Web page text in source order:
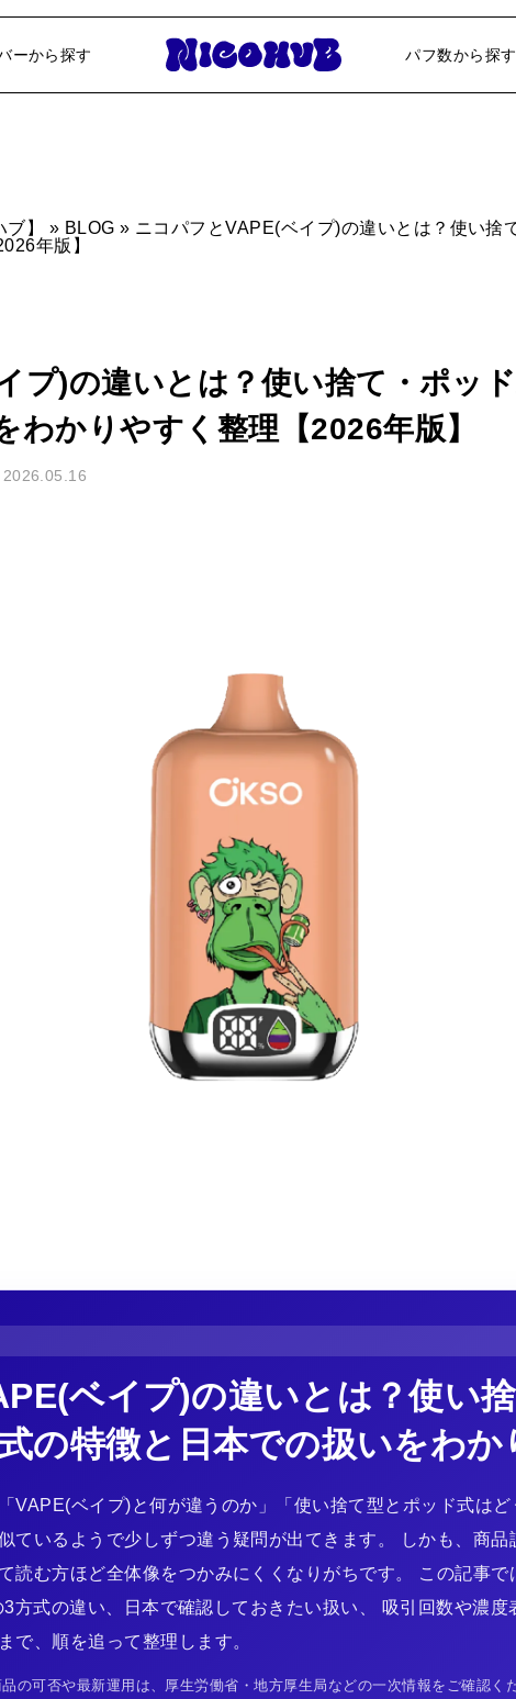
ーから探す パフ数から探す
25000パフ
ニコパフ専門ならNICOHUB【ニコハブ】
】 » BLOG » ニコパフとVAPE(ベイプ)の違いとは？使い捨
年版】
プ)の違いとは？使い捨て・ポッ
わかりやすく整理【2026年版】
2026.05.16
ベイプ)の違いとは？使い
の特徴と日本での扱いをわか
VAPE(ベイプ)と何が違うのか」「使い捨て型とポッド式は
ているようで少しずつ違う疑問が出てきます。 しかも、商
読む方ほど全体像をつかみにくくなりがちです。 この記事
方式の違い、日本で確認しておきたい扱い、 吸引回数や濃度
で、順を追って整理します。
の可否や最新運用は、厚生労働省・地方厚生局などの一次情報をご確認くだ